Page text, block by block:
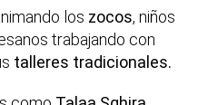
los zocos, niños
trabajando con
talleres tradicionales.